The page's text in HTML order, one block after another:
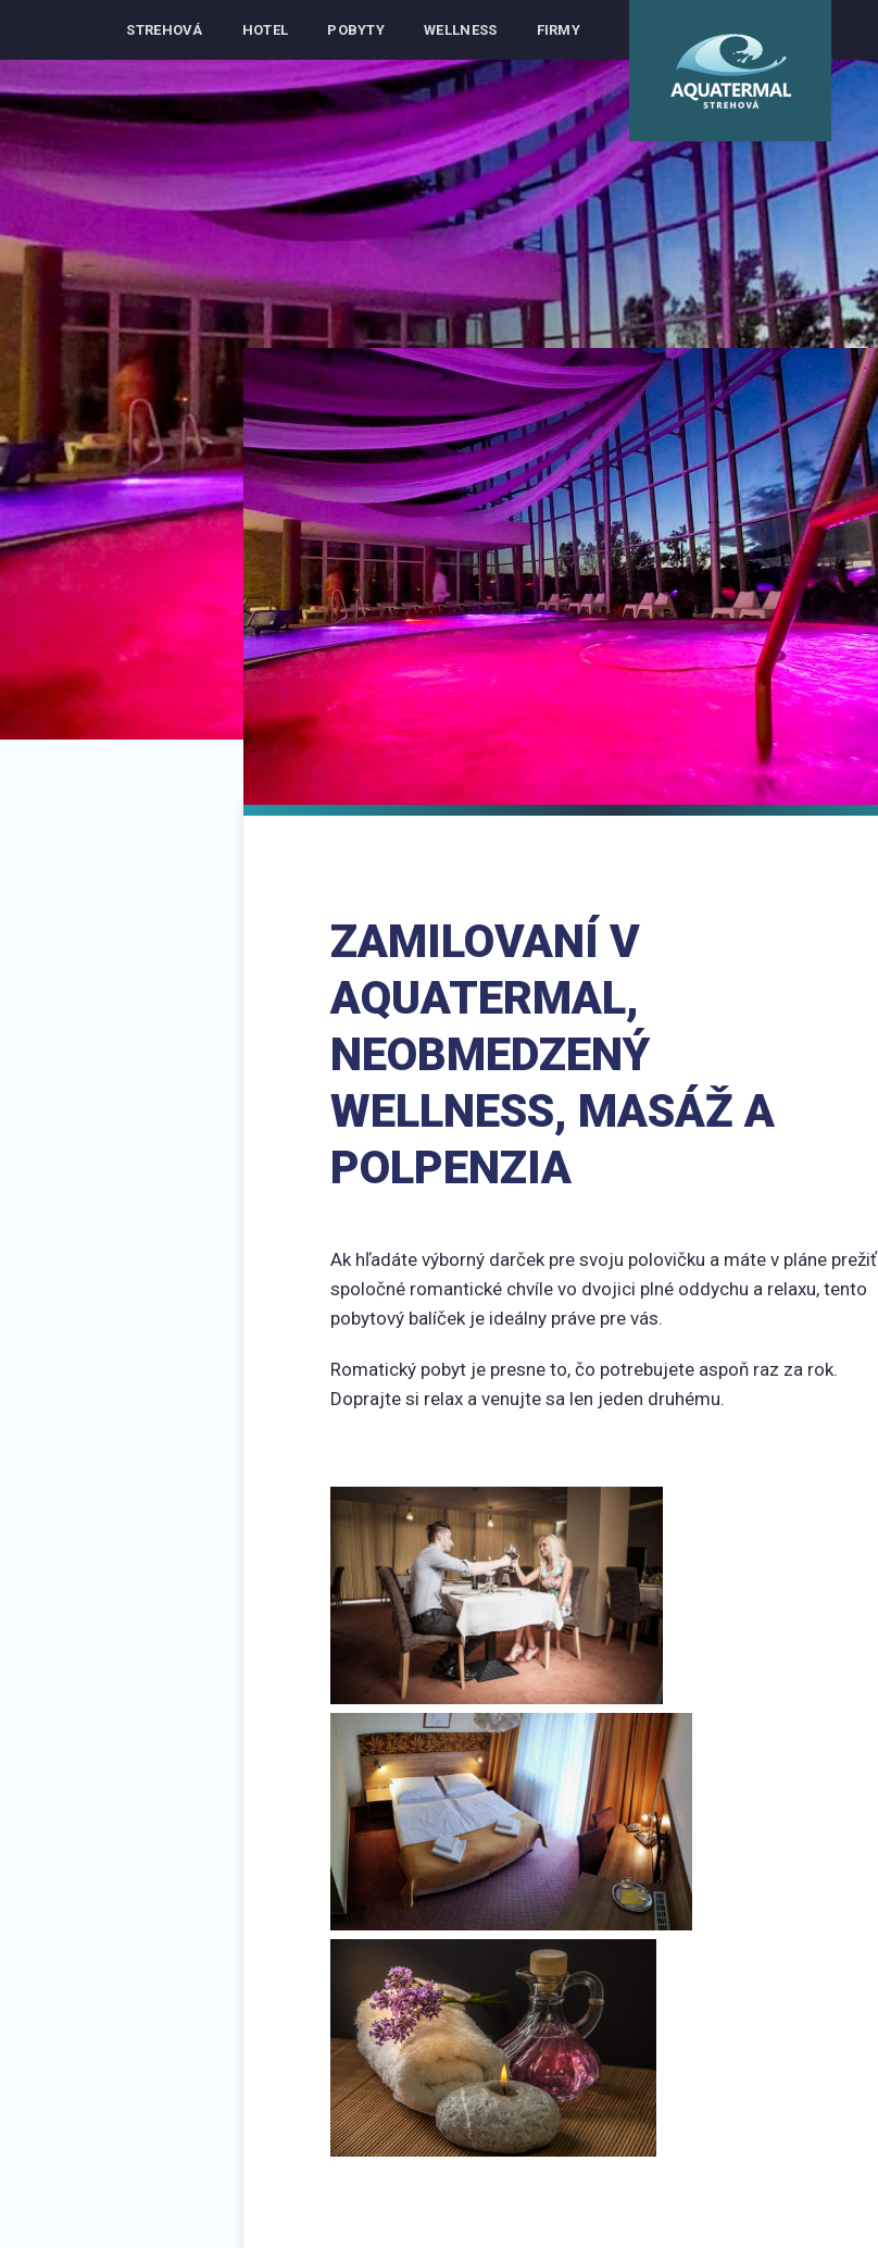
STREHOVÁ HOTEL POBYTY WELLNESS FIRMY
ZAMILOVANÍ V
AQUATERMAL,
NEOBMEDZENÝ
WELLNESS, MASÁŽ A
POLPENZIA
Ak hľadáte výborný darček pre svoju polovičku a máte v pláne prežiť
spoločné romantické chvíle vo dvojici plné oddychu a relaxu, tento
pobytový balíček je ideálny práve pre vás.
Romatický pobyt je presne to, čo potrebujete aspoň raz za rok.
Doprajte si relax a venujte sa len jeden druhému.